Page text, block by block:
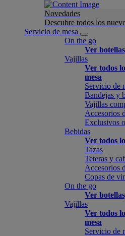
Novedades
Descubre todos los
Servicio de mesa
On the go
Ver
Vajillas
Ver todos
mesa
Servicio de
Bandejas y
Vajillas
Accesorios
Exclusivos
Bebidas
Ver todos
Tazas
Teteras y
Accesorios
Copas de
On the go
Ver
Vajillas
Ver todos
mesa
Servicio de